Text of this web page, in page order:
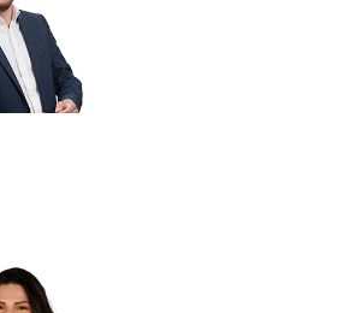
en resultaten van de
welke informatie nodig is.